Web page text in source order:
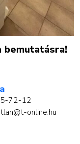
72-12
online.hu